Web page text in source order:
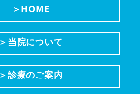
＞HOME
＞当院について
＞診療のご案内